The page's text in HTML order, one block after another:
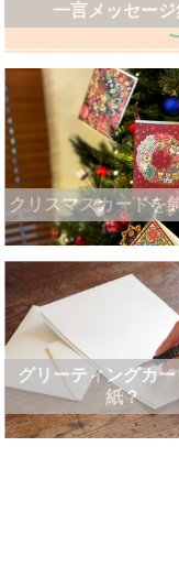
一言メッセージ
クリスマスカードを
グリーティングカ
紙？